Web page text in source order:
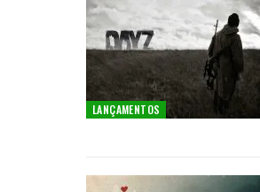
LANÇAMENTOS